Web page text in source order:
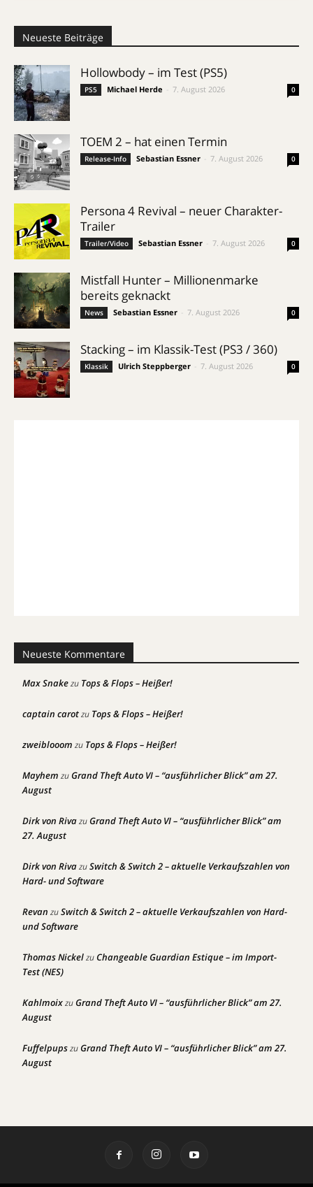
Neueste Beiträge
Hollowbody – im Test (PS5)
PS5 Michael Herde 7. August 2026 0
TOEM 2 – hat einen Termin
Release-Info Sebastian Essner 7. August 2026 0
Persona 4 Revival – neuer Charakter-
Trailer
Trailer/Video Sebastian Essner 7. August 2026 0
Mistfall Hunter – Millionenmarke
bereits geknackt
News Sebastian Essner 7. August 2026 0
Stacking – im Klassik-Test (PS3 / 360)
Klassik Ulrich Steppberger 7. August 2026 0
Neueste Kommentare
Max Snakezu Tops & Flops – Heißer!
captain carotzu Tops & Flops – Heißer!
zweiblooom zu Tops & Flops – Heißer!
Mayhem zuGrand Theft Auto VI – “ausführlicher Blick” am 27.
August
Dirk von RivazuGrand Theft Auto VI – “ausführlicher Blick” am
27. August
Dirk von RivazuSwitch & Switch 2 – aktuelle Verkaufszahlen von
Hard- und Software
Revan zuSwitch & Switch 2 – aktuelle Verkaufszahlen von Hard-
und Software
Thomas NickelzuChangeable Guardian Estique – im Import-
Test (NES)
KahlmoixzuGrand Theft Auto VI – “ausführlicher Blick” am 27.
August
FuffelpupszuGrand Theft Auto VI – “ausführlicher Blick” am 27.
August